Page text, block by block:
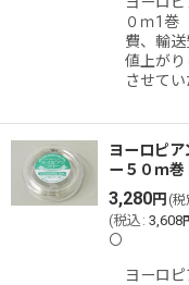
０ｍ1
費、輸
値上が
させてい
ヨーロピ
ー５０ｍ巻
3,280円 (税
(税込 : 3,608
〇
ヨーロ